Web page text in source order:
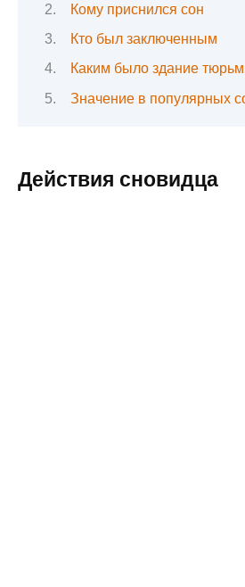
Кому приснился сон
Кто был заключенным
Каким было здание
Значение в популярных
Действия сновидца